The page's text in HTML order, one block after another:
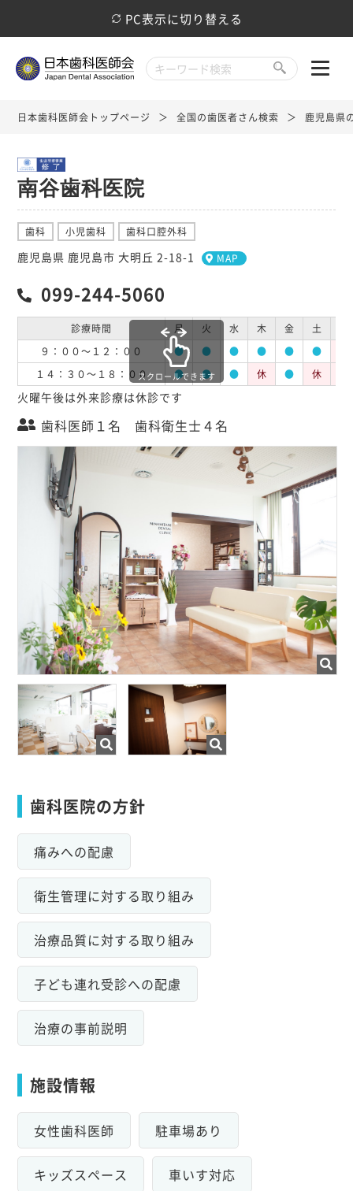
PC表示に切り替える
日本歯科医師会トップページ 全国の歯医者さん検索 鹿児島県
南谷歯科医院
歯科 小児歯科 歯科口腔外科
鹿児島県 鹿児島市 大明丘 2-18-1 MAP
099-244-5060
診療時間 月 火 水 木 金 土
９：００～１２：００
● ● ● ● ● ●
１４：３０～１８：００
● ● ● 休 ● 休
スクロールできます
火曜午後は外来診療は休診です
歯科医師１名 歯科衛生士４名
歯科医院の方針
痛みへの配慮
衛生管理に対する取り組み
治療品質に対する取り組み
子ども連れ受診への配慮
治療の事前説明
施設情報
女性歯科医師 駐車場あり
キッズスペース 車いす対応